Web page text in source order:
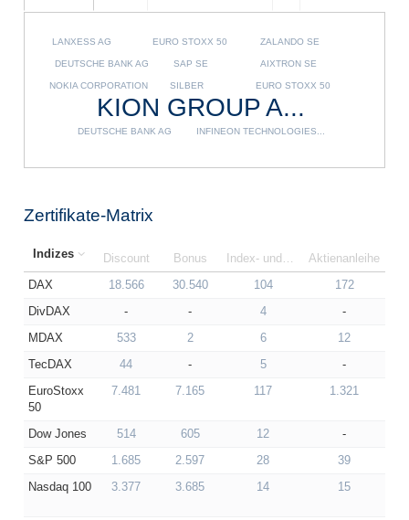
LANXESS AG EURO STOXX 50 ZALANDO SE
DEUTSCHE BANK AG SAP SE AIXTRON SE
NOKIA CORPORATION SILBER EURO STOXX 50
KION GROUP A...
DEUTSCHE BANK AG INFINEON TECHNOLOGIES...
Zertifikate-Matrix
Indizes
DAX
DivDAX
MDAX
TecDAX
EuroStoxx
50
Dow Jones
S&P 500
Nasdaq 100
Indizes Discount Bonus Aktienanleihe
DAX
18.566 30.540 104
172
DivDAX
- - 4
-
MDAX
533 2 6
12
TecDAX
44 - 5
-
EuroStoxx
50
7.481 7.165 117 1.321
Dow Jones 514 605 12
-
S&P 500
1.685 2.597 28
39
Nasdaq
3.377 3.685 14 15